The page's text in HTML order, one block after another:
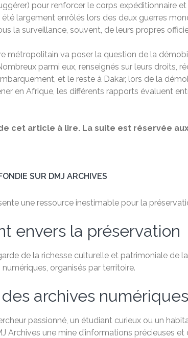
pour renforcer le corps expéditionnaire
largement enrôlés lors des deux guerres
la surveillance, souvent, de leurs propres
métropolitain va poser la question de la
parmi eux, renseignés sur leurs droits,
et le reste à Dakar, lors de la
en Afrique, les différents rapports évaluent
cet article à lire. La suite est réservée
SUR DMJ ARCHIVES
une ressource inestimable pour la
envers la préservation
de la richesse culturelle et patrimoniale de
organisés par territoire.
archives numériques
passionné, un étudiant curieux ou un
Archives une mine d’informations précieuses et